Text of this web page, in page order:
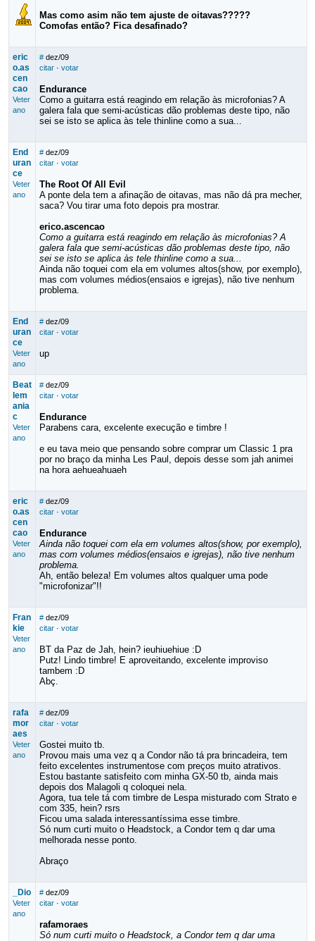
Mas como asim não tem ajuste de oitavas?????
Comofas então? Fica desafinado?
eric
o.as
cen
cao
Veter
ano
# dez/09
citar· votar
Endurance
Como a guitarra está reagindo em relação às microfonias? A
galera fala que semi-acústicas dão problemas deste tipo, não
sei se isto se aplica às tele thinline como a sua...
End
uran
ce
Veter
ano
# dez/09
citar· votar
The Root Of All Evil
A ponte dela tem a afinação de oitavas, mas não dá pra mecher,
saca? Vou tirar uma foto depois pra mostrar.
erico.ascencao
Como a guitarra está reagindo em relação às microfonias? A
galera fala que semi-acústicas dão problemas deste tipo, não
sei se isto se aplica às tele thinline como a sua...
Ainda não toquei com ela em volumes altos(show, por exemplo),
mas com volumes médios(ensaios e igrejas), não tive nenhum
problema.
End
uran
ce
Veter
ano
# dez/09
citar· votar
up
Beat
lem
ania
c
Veter
ano
# dez/09
citar· votar
Endurance
Parabens cara, excelente execução e timbre !
e eu tava meio que pensando sobre comprar um Classic 1 pra
por no braço da minha Les Paul, depois desse som jah animei
na hora aehueahuaeh
eric
o.as
cen
cao
Veter
ano
# dez/09
citar· votar
Endurance
Ainda não toquei com ela em volumes altos(show, por exemplo),
mas com volumes médios(ensaios e igrejas), não tive nenhum
problema.
Ah, então beleza! Em volumes altos qualquer uma pode
"microfonizar"!!
Fran
kie
Veter
ano
# dez/09
citar· votar
BT da Paz de Jah, hein? ieuhiuehiue :D
Putz! Lindo timbre! E aproveitando, excelente improviso
tambem :D
Abç.
rafa
mor
aes
Veter
ano
# dez/09
citar· votar
Gostei muito tb.
Provou mais uma vez q a Condor não tá pra brincadeira, tem
feito excelentes instrumentose com preços muito atrativos.
Estou bastante satisfeito com minha GX-50 tb, ainda mais
depois dos Malagoli q coloquei nela.
Agora, tua tele tá com timbre de Lespa misturado com Strato e
com 335, hein? rsrs
Ficou uma salada interessantíssima esse timbre.
Só num curti muito o Headstock, a Condor tem q dar uma
melhorada nesse ponto.
Abraço
_Dio
Veter
ano
# dez/09
citar· votar
rafamoraes
Só num curti muito o Headstock, a Condor tem q dar uma